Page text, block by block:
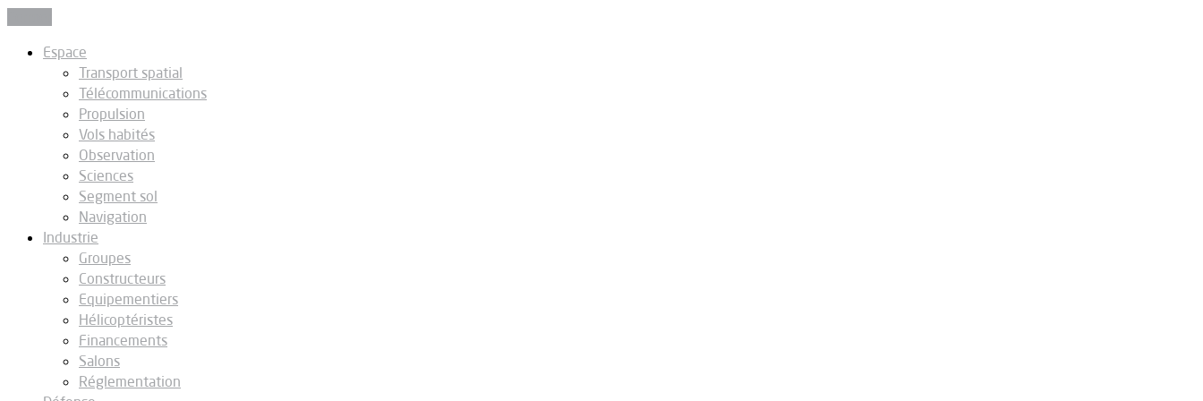
Espace
Transport spatial
Télécommunications
Propulsion
Vols habités
Observation
Sciences
Segment sol
Navigation
Industrie
Groupes
Constructeurs
Equipementiers
Hélicoptéristes
Financements
Salons
Réglementation